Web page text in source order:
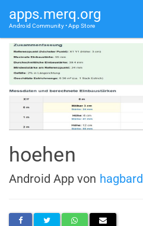
apps.merq.org
Android Community • App Store
hoehen
Android App von hagbard